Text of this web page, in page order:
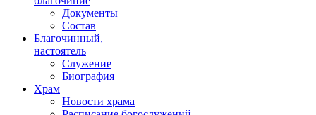
Документы
Состав
Благочинный,
настоятель
Служение
Биография
Храм
Новости храма